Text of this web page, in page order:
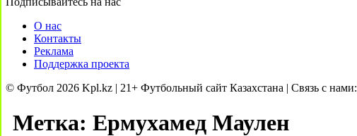
О нас
Контакты
Реклама
Поддержка проекта
© Футбол 2026 Kpl.kz | 21+ Футбольный сайт Казахстана | Связь с нами:
Метка: Ермухамед Маулен